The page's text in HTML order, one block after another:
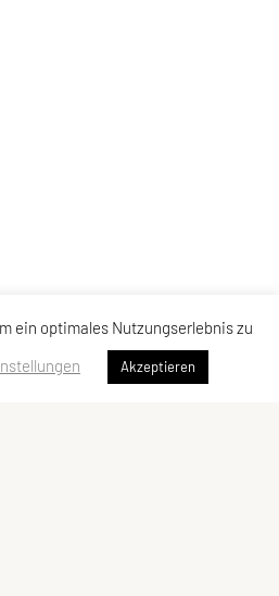
ein optimales Nutzungserlebnis zu
Akzeptieren